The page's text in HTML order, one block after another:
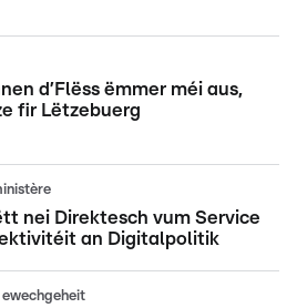
d’Flëss ëmmer méi aus,
fir Lëtzebuerg
nei Direktesch vum Service
an Digitalpolitik
ewechgeheit